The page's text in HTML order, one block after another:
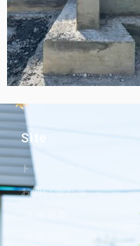
Site
トップページ
お問い合わせ